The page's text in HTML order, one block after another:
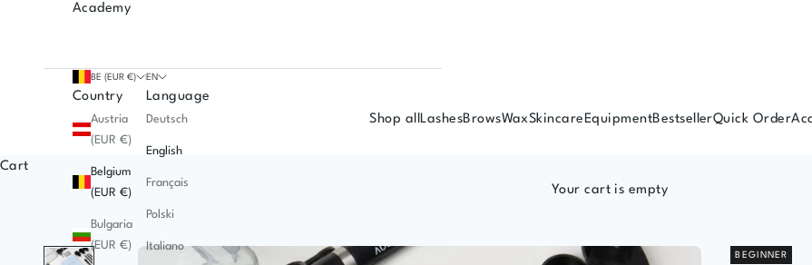
Shop allLashesBrowsWaxSkincareEquipmentBestsellerQuick Order
Academy
BE (EUR €)
Country
Austria
(EUR €)
Belgium
(EUR €)
Bulgaria
(EUR €)
EN
Language
Deutsch
English
Français
Polski
Italiano
Cart
Your cart is empty
BEGINNER